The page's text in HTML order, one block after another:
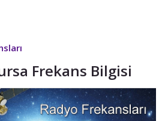
Frekans Bilgisi